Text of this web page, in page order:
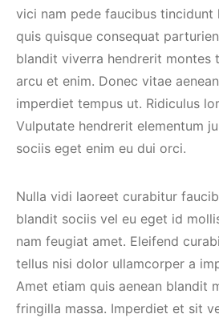
vici nam pede faucibus tincidunt
quis quisque consequat
blandit viverra hendrerit montes
arcu et enim. Donec vitae
imperdiet tempus ut. Ridiculus
Vulputate hendrerit elementum
sociis eget enim eu dui orci.
Nulla vidi laoreet curabitur
blandit sociis vel eu eget id
nam feugiat amet. Eleifend
tellus nisi dolor ullamcorper a
Amet etiam quis aenean blandit
fringilla massa. Imperdiet et sit